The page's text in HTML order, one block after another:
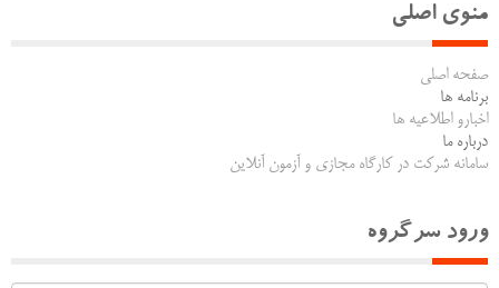
منوی اصلی
صفحه اصلی
برنامه ها
اخبارو اطلاعیه ها
درباره ما
سامانه شرکت در کارگاه مجازی و آزمون آنلاین
ورود سرگروه